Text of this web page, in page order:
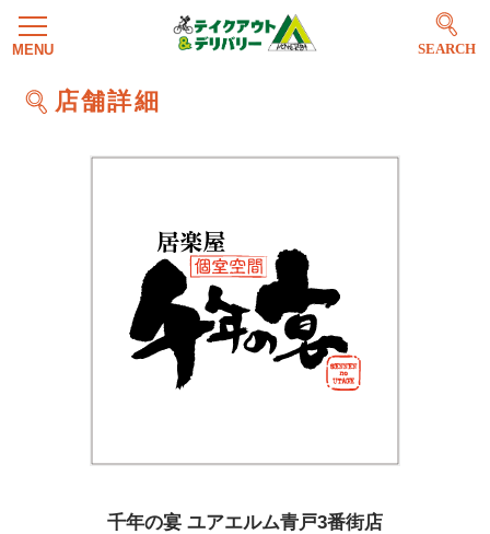
SEARCH
店舗詳細
千年の宴 ユアエルム青戸3番街店